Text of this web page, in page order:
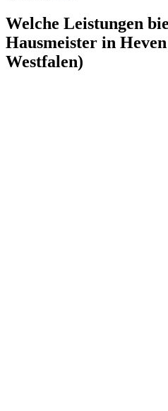
Welche Leistungen
Hausmeister in
Westfalen)